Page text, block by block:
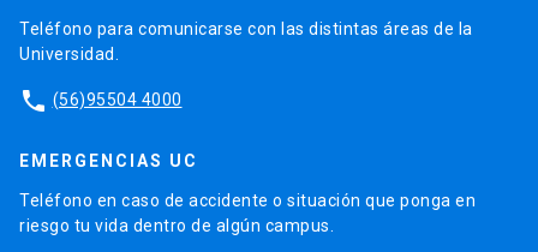
Teléfono para comunicarse con las distintas áreas de la
Universidad.
phone (56)95504 4000
EMERGENCIAS UC
Teléfono en caso de accidente o situación que ponga en
riesgo tu vida dentro de algún campus.